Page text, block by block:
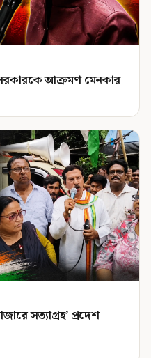
আক্রমণ মেনকার
সত্যাগ্রহ’ প্রদেশ